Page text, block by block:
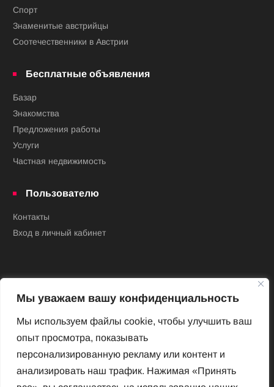
Мы уважаем вашу конфиденциальность
Мы используем файлы cookie, чтобы улучшить ваш
опыт просмотра, показывать
персонализированную рекламу или контент и
анализировать наш трафик. Нажимая «Принять
Спорт
Знаменитые австрийцы
Соотечественники в Австрии
Бесплатные объявления
Базар
Знакомства
Предложения работы
Услуги
Частная недвижимость
Пользователю
Контакты
Вход в личный кабинет
Новый Венский журнал
Архив номеров
Impressum